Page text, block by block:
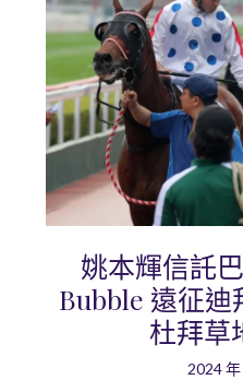
姚本輝信託
Bubble 遠征迪
杜拜草
2024 年